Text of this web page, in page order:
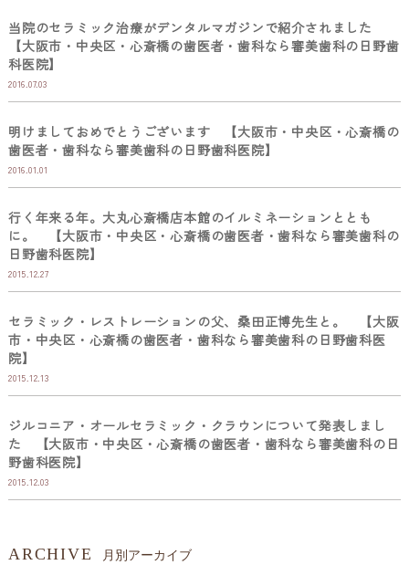
当院のセラミック治療がデンタルマガジンで紹介されました
【大阪市・中央区・心斎橋の歯医者・歯科なら審美歯科の日野歯
科医院】
2016.07.03
明けましておめでとうございます 【大阪市・中央区・心斎橋の
歯医者・歯科なら審美歯科の日野歯科医院】
2016.01.01
行く年来る年。大丸心斎橋店本館のイルミネーションととも
に。 【大阪市・中央区・心斎橋の歯医者・歯科なら審美歯科の
日野歯科医院】
2015.12.27
セラミック・レストレーションの父、桑田正博先生と。 【大阪
市・中央区・心斎橋の歯医者・歯科なら審美歯科の日野歯科医
院】
2015.12.13
ジルコニア・オールセラミック・クラウンについて発表しまし
た 【大阪市・中央区・心斎橋の歯医者・歯科なら審美歯科の日
野歯科医院】
2015.12.03
ARCHIVE 月別アーカイブ